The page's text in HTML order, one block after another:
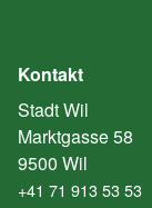
Kontakt
Stadt Wil
Marktgasse 58
9500 Wil
+41 71 913 53 53